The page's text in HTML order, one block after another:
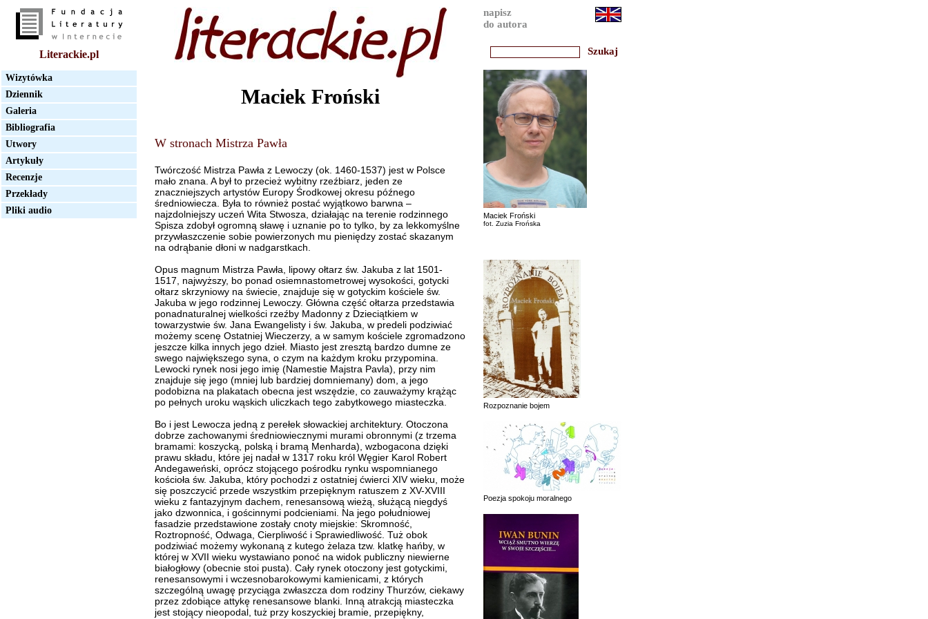
Literackie.pl
Wizytówka
Dziennik
Galeria
Bibliografia
Utwory
Artykuły
Recenzje
Przekłady
Pliki audio
Maciek Froński
W stronach Mistrza Pawła
Twórczość Mistrza Pawła z Lewoczy (ok. 1460-1537) jest w Polsce
mało znana. A był to przecież wybitny rzeźbiarz, jeden ze
znaczniejszych artystów Europy Środkowej okresu późnego
średniowiecza. Była to również postać wyjątkowo barwna –
najzdolniejszy uczeń Wita Stwosza, działając na terenie rodzinnego
Spisza zdobył ogromną sławę i uznanie po to tylko, by za lekkomyślne
przywłaszczenie sobie powierzonych mu pieniędzy zostać skazanym
na odrąbanie dłoni w nadgarstkach.
Opus magnum Mistrza Pawła, lipowy ołtarz św. Jakuba z lat 1501-
1517, najwyższy, bo ponad osiemnastometrowej wysokości, gotycki
ołtarz skrzyniowy na świecie, znajduje się w gotyckim kościele św.
Jakuba w jego rodzinnej Lewoczy. Główna część ołtarza przedstawia
ponadnaturalnej wielkości rzeźby Madonny z Dzieciątkiem w
towarzystwie św. Jana Ewangelisty i św. Jakuba, w predeli podziwiać
możemy scenę Ostatniej Wieczerzy, a w samym kościele zgromadzono
jeszcze kilka innych jego dzieł. Miasto jest zresztą bardzo dumne ze
swego największego syna, o czym na każdym kroku przypomina.
Lewocki rynek nosi jego imię (Namestie Majstra Pavla), przy nim
znajduje się jego (mniej lub bardziej domniemany) dom, a jego
podobizna na plakatach obecna jest wszędzie, co zauważymy krążąc
po pełnych uroku wąskich uliczkach tego zabytkowego miasteczka.
Bo i jest Lewocza jedną z perełek słowackiej architektury. Otoczona
dobrze zachowanymi średniowiecznymi murami obronnymi (z trzema
bramami: koszycką, polską i bramą Menharda), wzbogacona dzięki
prawu składu, które jej nadał w 1317 roku król Węgier Karol Robert
Andegaweński, oprócz stojącego pośrodku rynku wspomnianego
kościoła św. Jakuba, który pochodzi z ostatniej ćwierci XIV wieku, może
się poszczycić przede wszystkim przepięknym ratuszem z XV-XVIII
wieku z fantazyjnym dachem, renesansową wieżą, służącą niegdyś
jako dzwonnica, i gościnnymi podcieniami. Na jego południowej
fasadzie przedstawione zostały cnoty miejskie: Skromność,
Roztropność, Odwaga, Cierpliwość i Sprawiedliwość. Tuż obok
podziwiać możemy wykonaną z kutego żelaza tzw. klatkę hańby, w
której w XVII wieku wystawiano ponoć na widok publiczny niewierne
białogłowy (obecnie stoi pusta). Cały rynek otoczony jest gotyckimi,
renesansowymi i wczesnobarokowymi kamienicami, z których
szczególną uwagę przyciąga zwłaszcza dom rodziny Thurzów, ciekawy
przez zdobiące attykę renesansowe blanki. Inną atrakcją miasteczka
jest stojący nieopodal, tuż przy koszyckiej bramie, przepiękny,
napisz
do autora
Maciek Froński
fot. Zuzia Frońska
Rozpoznanie bojem
Poezja spokoju moralnego